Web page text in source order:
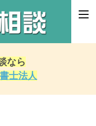
なら
士法人